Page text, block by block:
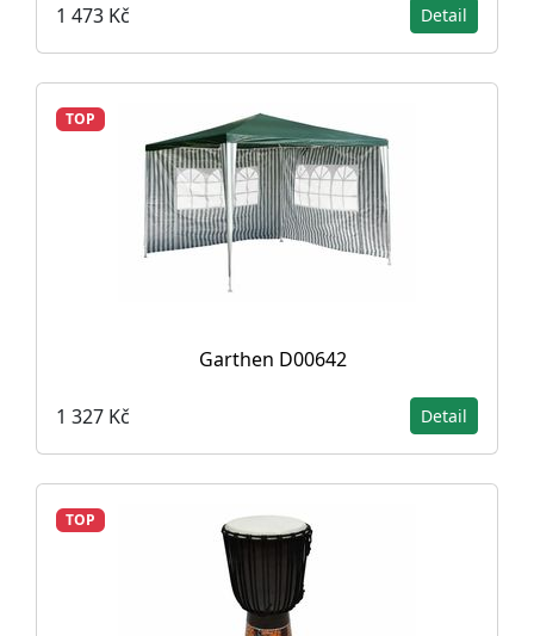
1 473 Kč Detail
TOP
Garthen D00642
1 327 Kč Detail
TOP